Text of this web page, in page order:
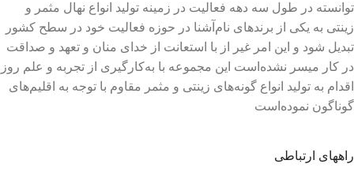
توانسته در طول سه دهه فعالیت در زمینه تولید انواع نهال مثمر و
زینتی به یکی از برندهای نام‌آشنا در حوزه فعالیت خود در سطح کشور
تبدیل شود و این امر غیر از با استعانت از خدای منان و تعهد و صداقت
در کار میسر نشده‌است این مجموعه با به‌کارگیری از تجربه و علم روز
اقدام به تولید انواع گونه‌های زینتی و مثمر مقاوم با توجه به اقلیم‌های
گوناگون نموده‌است
راههای ارتباطی